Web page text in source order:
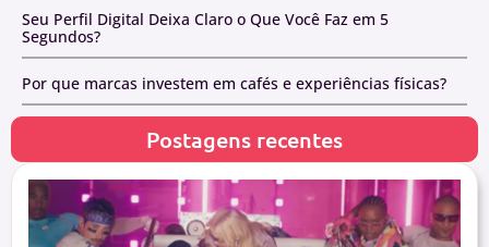
Seu Perfil Digital Deixa Claro o Que Você Faz em 5
Segundos?
Por que marcas investem em cafés e experiências físicas?
Postagens recentes